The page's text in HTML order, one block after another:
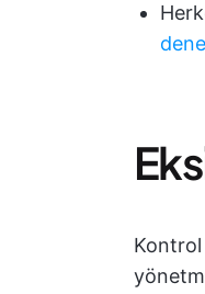
Kontrol